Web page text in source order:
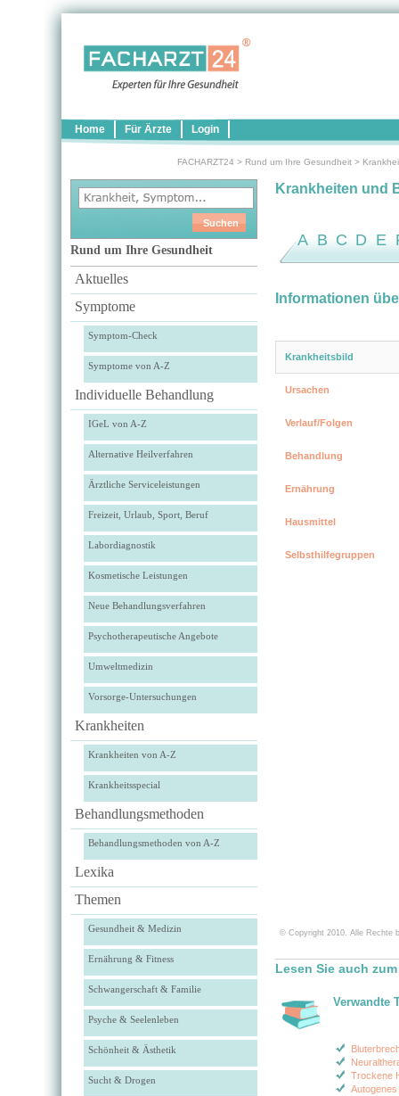
Home Für Ärzte Login
FACHARZT24 > Rund um Ihre Gesundheit >
Rund um Ihre Gesundheit
Aktuelles
Symptome
Symptom-Check
Symptome von A-Z
Individuelle Behandlung
IGeL von A-Z
Alternative Heilverfahren
Ärztliche Serviceleistungen
Freizeit, Urlaub, Sport, Beruf
Labordiagnostik
Kosmetische Leistungen
Neue Behandlungsverfahren
Psychotherapeutische Angebote
Umweltmedizin
Vorsorge-Untersuchungen
Krankheiten
Krankheiten von A-Z
Krankheitsspecial
Behandlungsmethoden
Behandlungsmethoden von A-Z
Lexika
Themen
Gesundheit & Medizin
Ernährung & Fitness
Schwangerschaft & Familie
Psyche & Seelenleben
Schönheit & Ästhetik
Sucht & Drogen
Krankheiten und
A B C D E
Informationen
Krankheitsbild
Ursachen
Verlauf/Folgen
Behandlung
Ernährung
Hausmittel
Selbsthilfegruppen
© Copyright 2010. Alle Rechte
Lesen Sie auch
Verwandte
Trockene